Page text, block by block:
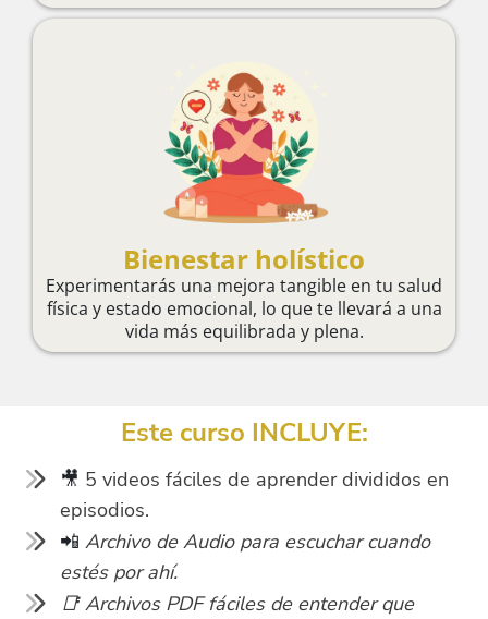
Bienestar holístico
Experimentarás una mejora tangible en tu salud
física y estado emocional, lo que te llevará a una
vida más equilibrada y plena.
Este curso INCLUYE:
🎥 5 videos fáciles de aprender divididos en
episodios.
📲 Archivo de Audio para escuchar cuando
estés por ahí.
📑 Archivos PDF fáciles de entender que